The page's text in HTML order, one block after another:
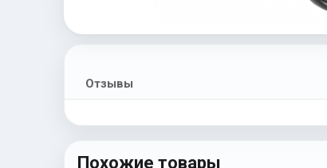
Отзывы
Похожие товары